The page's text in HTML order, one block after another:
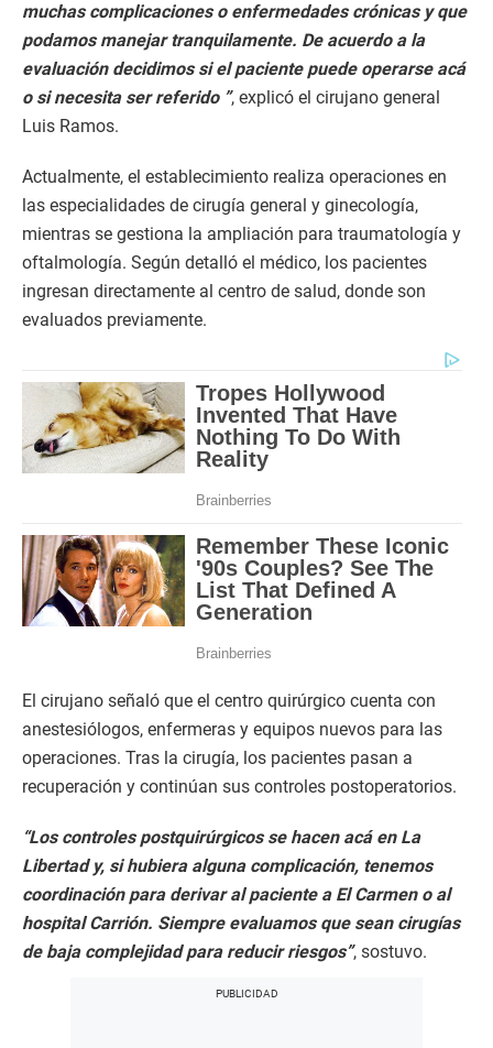
muchas complicaciones o enfermedades crónicas y que
podamos manejar tranquilamente. De acuerdo a la
evaluación decidimos si el paciente puede operarse acá
o si necesita ser referido ”, explicó el cirujano general
Luis Ramos.
Actualmente, el establecimiento realiza operaciones en
las especialidades de cirugía general y ginecología,
mientras se gestiona la ampliación para traumatología y
oftalmología. Según detalló el médico, los pacientes
ingresan directamente al centro de salud, donde son
evaluados previamente.
El cirujano señaló que el centro quirúrgico cuenta con
anestesiólogos, enfermeras y equipos nuevos para las
operaciones. Tras la cirugía, los pacientes pasan a
recuperación y continúan sus controles postoperatorios.
“Los controles postquirúrgicos se hacen acá en La
Libertad y, si hubiera alguna complicación, tenemos
coordinación para derivar al paciente a El Carmen o al
hospital Carrión. Siempre evaluamos que sean cirugías
de baja complejidad para reducir riesgos”, sostuvo.